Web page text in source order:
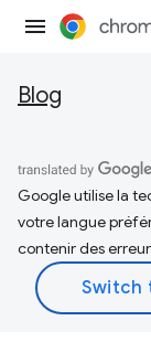
Blog
Google utilise la
votre langue
contenir des